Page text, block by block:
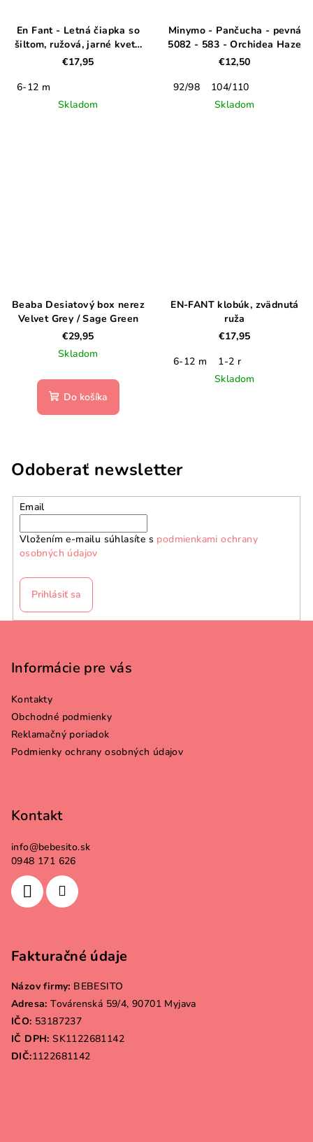
En Fant - Letná čiapka so
šiltom, ružová, jarné kvety,
s UV fitrom
€17,95
6-12 m
Skladom
Minymo - Pančucha - pevná
5082 - 583 - Orchidea Haze
€12,50
92/98
104/110
Skladom
Beaba Desiatový box nerez
Velvet Grey / Sage Green
€29,95
Skladom
Do košíka
EN-FANT klobúk, zvädnutá
ruža
€17,95
6-12 m
1-2 r
Skladom
Odoberať newsletter
Email
Vložením e-mailu súhlasíte s podmienkami ochrany
osobných údajov
Prihlásiť sa
Informácie pre vás
Kontakty
Obchodné podmienky
Reklamačný poriadok
Podmienky ochrany osobných údajov
Kontakt
info@bebesito.sk
0948 171 626
Fakturačné údaje
Názov firmy: BEBESITO
Adresa: Továrenská 59/4, 90701 Myjava
IČO: 53187237
IČ DPH: SK1122681142
DIČ:1122681142